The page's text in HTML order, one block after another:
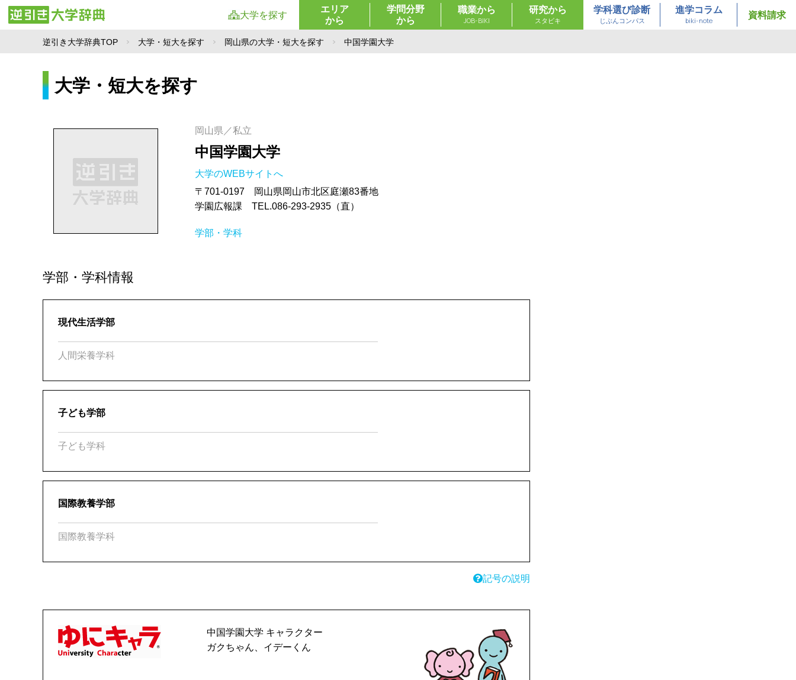
大学を探す
エリア
から
学問分野
から
職業から
JOB-BIKI
研究から
スタビキ
学科選び診断
じぶんコンパス
進学コラム
biki-note
資料請求
逆引き大学辞典TOP 大学・短大を探す 岡山県の大学・短大を探す 中国学園大学
大学・短大を探す
岡山県／私立
中国学園大学
大学のWEBサイトへ
〒701-0197 岡山県岡山市北区庭瀬83番地
学園広報課 TEL.086-293-2935（直）
学部・学科
学部・学科情報
現代生活学部
人間栄養学科
子ども学部
子ども学科
国際教養学部
国際教養学科
記号の説明
中国学園大学 キャラクター
ガクちゃん、イデーくん